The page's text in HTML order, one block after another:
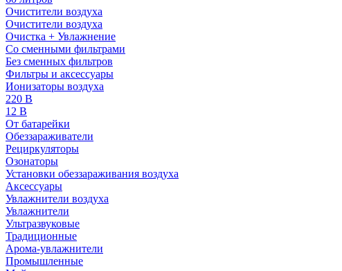
Очистители воздуха
Очистители воздуха
Очистка + Увлажнение
Cо сменными фильтрами
Без сменных фильтров
Фильтры и аксессуары
Ионизаторы воздуха
220 В
12 В
От батарейки
Обеззараживатели
Рециркуляторы
Озонаторы
Установки обеззараживания воздуха
Аксессуары
Увлажнители воздуха
Увлажнители
Ультразвуковые
Традиционные
Арома-увлажнители
Промышленные